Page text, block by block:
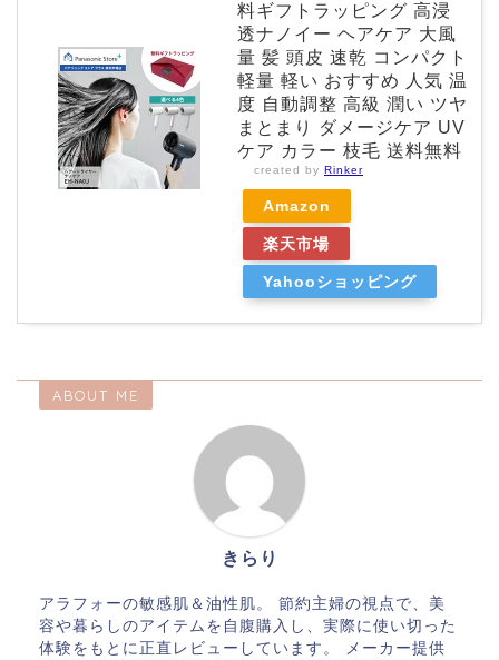
料ギフトラッピング 高浸
透ナノイー ヘアケア 大風
量 髪 頭皮 速乾 コンパクト
軽量 軽い おすすめ 人気 温
度 自動調整 高級 潤い ツヤ
まとまり ダメージケア UV
ケア カラー 枝毛 送料無料
created by Rinker
Amazon
楽天市場
Yahooショッピング
ABOUT ME
きらり
アラフォーの敏感肌＆油性肌。 節約主婦の視点で、美
容や暮らしのアイテムを自腹購入し、実際に使い切った
体験をもとに正直レビューしています。 メーカー提供